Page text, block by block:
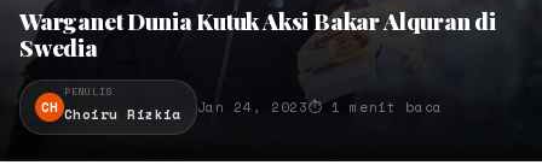
Warganet Dunia Kutuk Aksi Bakar Alquran di
Swedia
CH
PENULIS
Choiru Rizkia Jan 24, 2023⏱ 1 menit baca